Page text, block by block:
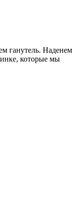
ганутель. Наденем
которые мы